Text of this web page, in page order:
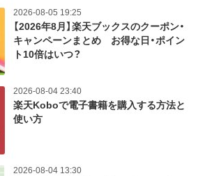
2026-08-05 19:25
【2026年8月】楽天ブックスのクーポン・
キャンペーンまとめ お得な日・ポイン
ト10倍はいつ？
2026-08-04 23:40
楽天Koboで電子書籍を購入する方法と
使い方
2026-08-04 13:30